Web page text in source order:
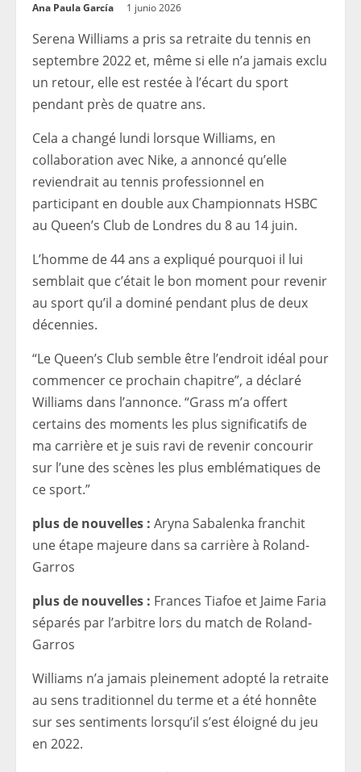
Ana Paula García 1 junio 2026
Serena Williams a pris sa retraite du tennis en
septembre 2022 et, même si elle n’a jamais exclu
un retour, elle est restée à l’écart du sport
pendant près de quatre ans.
Cela a changé lundi lorsque Williams, en
collaboration avec Nike, a annoncé qu’elle
reviendrait au tennis professionnel en
participant en double aux Championnats HSBC
au Queen’s Club de Londres du 8 au 14 juin.
L’homme de 44 ans a expliqué pourquoi il lui
semblait que c’était le bon moment pour revenir
au sport qu’il a dominé pendant plus de deux
décennies.
“Le Queen’s Club semble être l’endroit idéal pour
commencer ce prochain chapitre”, a déclaré
Williams dans l’annonce. “Grass m’a offert
certains des moments les plus significatifs de
ma carrière et je suis ravi de revenir concourir
sur l’une des scènes les plus emblématiques de
ce sport.”
plus de nouvelles : Aryna Sabalenka franchit
une étape majeure dans sa carrière à Roland-
Garros
plus de nouvelles : Frances Tiafoe et Jaime Faria
séparés par l’arbitre lors du match de Roland-
Garros
Williams n’a jamais pleinement adopté la retraite
au sens traditionnel du terme et a été honnête
sur ses sentiments lorsqu’il s’est éloigné du jeu
en 2022.